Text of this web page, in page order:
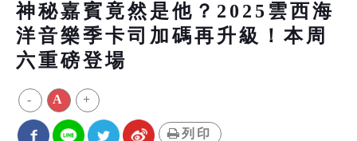
神秘嘉賓竟然是他？2025雲西海
洋音樂季卡司加碼再升級！本周
六重磅登場
- A +
列印